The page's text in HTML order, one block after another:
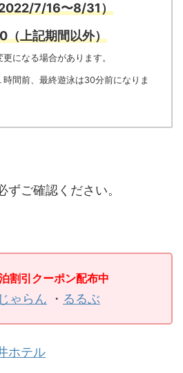
7/16〜8/31）
上記期間以外）
になる場合があります。
間前、最終遊泳は30分前になりま
ずご確認ください。
割引クーポン配布中
じゃらん ・ るるぶ
ホテル